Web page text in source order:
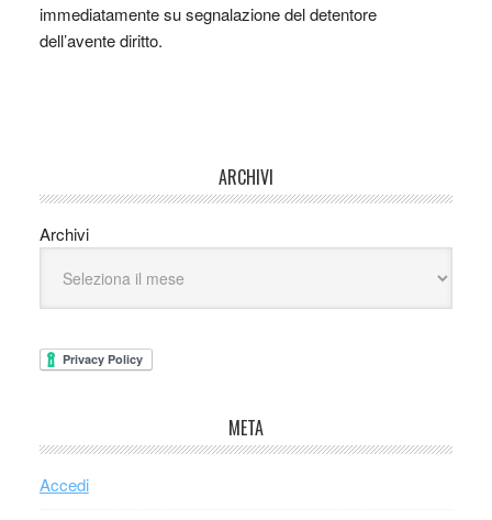
immediatamente su segnalazione del detentore
dell’avente diritto.
ARCHIVI
Archivi
META
Accedi